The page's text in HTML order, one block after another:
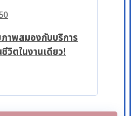
าพสมองกับบริการ
วิตในงานเดียว!